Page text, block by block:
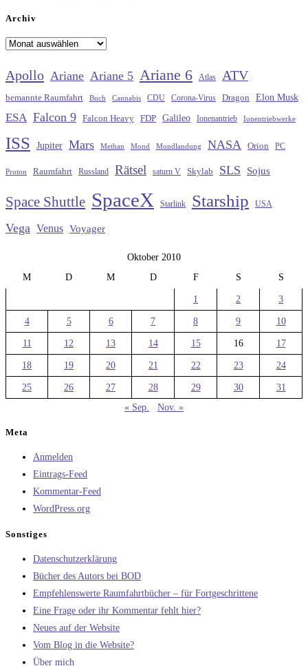
Archiv
Archiv
Apollo Ariane Ariane 5 Ariane 6 Atlas ATV
bemannte Raumfahrt Buch Cannabis CDU Corona-Virus Dragon Elon Musk
ESA Falcon 9 Falcon Heavy FDP Galileo Ionenantrieb Ionentriebwerke
ISS Jupiter Mars Methan Mond Mondlandung NASA Orion PC
Proton Raumfahrt Russland Rätsel saturn V Skylab SLS Sojus
Space Shuttle SpaceX Starlink Starship USA
Vega Venus Voyager
Oktober 2010
M
D M D F S S
1 2 3
4 5 6 7 8 9 10
11 12 13 14 15 16 17
18 19 20 21 22 23 24
25 26 27 28 29 30
31
« Sep.
Nov. »
Meta
Anmelden
Eintrags-Feed
Kommentar-Feed
WordPress.org
Sonstiges
Datenschutzerklärung
Bücher des Autors bei BOD
Empfehlenswerte Raumfahrtbücher – für Fortgeschrittene
Eine Frage oder ihr Kommentar fehlt hier?
Neues auf der Website
Vom Blog in die Website?
Über mich